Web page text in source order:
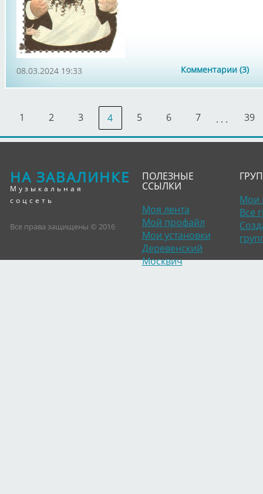
Комментарии (3)
08.03.2024 19:33
1 2 3 4 5 6 7 . . . 39
НА ЗАВАЛИНКЕ
Музыкальная
соцсеть
Все права защищены © 2016
ПОЛЕЗНЫЕ
ССЫЛКИ
Моя лента
Мой профайл
Мои установки
Деревенский
Москвич
Мои
Все